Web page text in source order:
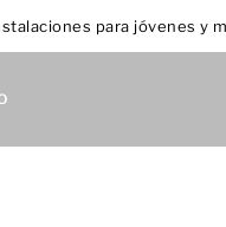
para jóvenes y